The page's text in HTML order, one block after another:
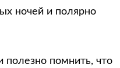
ночей и полярно
полезно помнить, что